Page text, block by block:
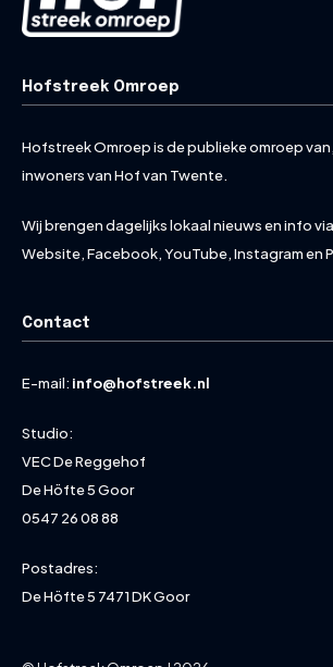
Hofstreek Omroep
Hofstreek Omroep is de publieke omroep
inwoners van Hof van Twente.
Wij brengen dagelijks lokaal nieuws en info
Website, Facebook, YouTube, Instagram en
Contact
E-mail: info@hofstreek.nl
Studio:
VEC De Reggehof
De Höfte 5 Goor
0547 26 08 88
Postadres:
De Höfte 5 7471 DK Goor